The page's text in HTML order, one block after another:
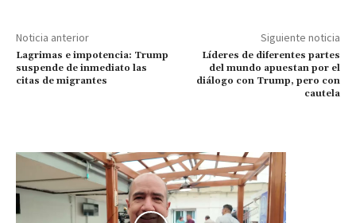
Noticia anterior
Lagrimas e impotencia: Trump
suspende de inmediato las
citas de migrantes
Siguiente noticia
Líderes de diferentes partes
del mundo apuestan por el
diálogo con Trump, pero con
cautela